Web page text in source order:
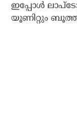
ഇപ്പോള്‍
യൂണിറ്റും